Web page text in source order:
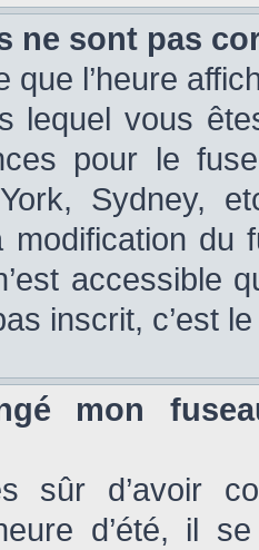
ne sont pas
que l’heure
lequel vous
pour le
Sydney,
modification du
accessible
inscrit, c’est
mon
sûr d’avoir
d’été, il